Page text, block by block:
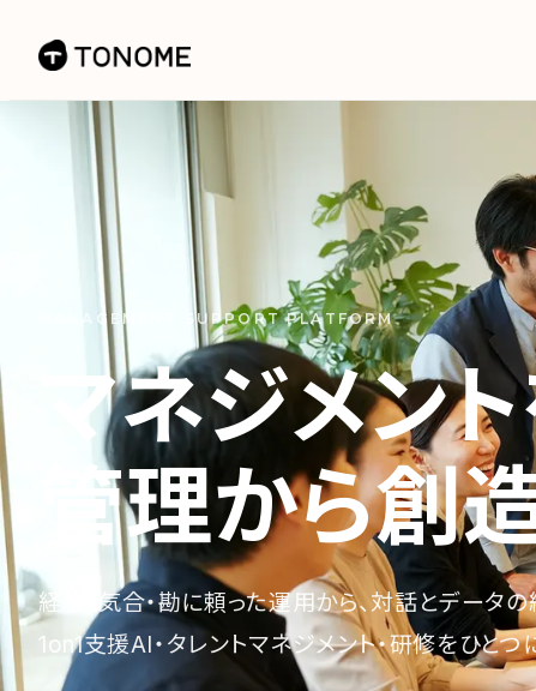
MANAGEMENT SUPPORT PLATFORM
マネジメント
管理から創
経験・気合・勘に頼った運用から、対話とデータの
1on1支援AI・タレントマネジメント・研修をひとつ